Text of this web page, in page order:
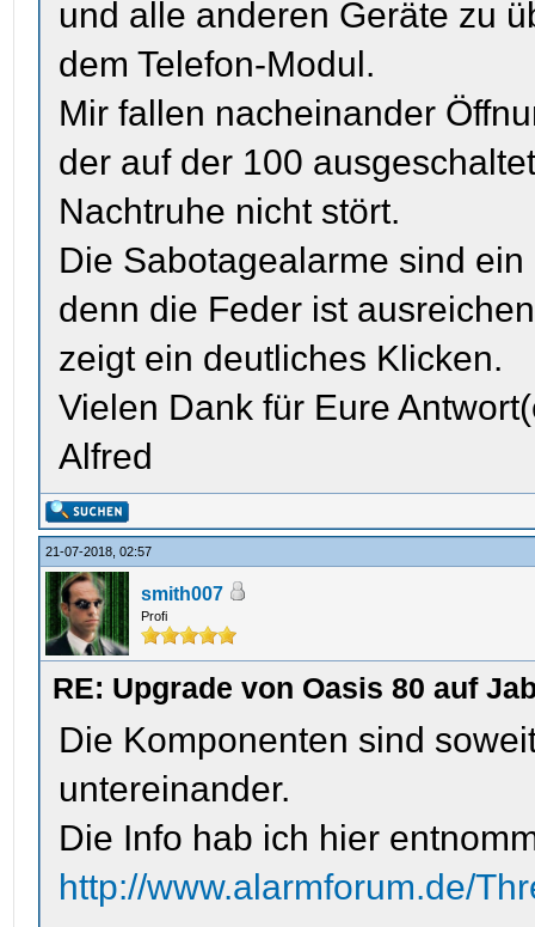
und alle anderen Geräte zu
dem Telefon-Modul.
Mir fallen nacheinander
der auf der 100
Nachtruhe nicht stört.
Die Sabotagealarme sind
denn die Feder ist
zeigt ein deutliches Klicken.
Vielen Dank für Eure
Alfred
21-07-2018, 02:57
smith007
Profi
RE: Upgrade von Oasis 80 auf
Die Komponenten sind
untereinander.
Die Info hab ich hier
http://www.alarmforum.de/